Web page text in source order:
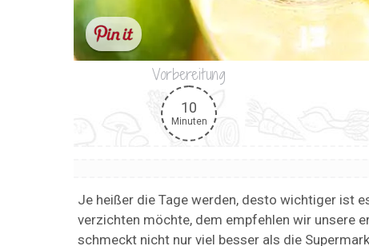
Vorbereitung
10
Minuten
Je heißer die Tage werden, desto wichtiger ist
verzichten möchte, dem empfehlen wir unsere
schmeckt nicht nur viel besser als die